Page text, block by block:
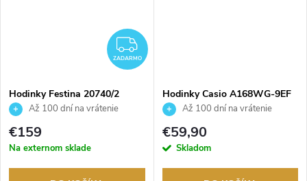
ZADARMO
ZADARMO
Hodinky Festina 20740/2
Až 100 dní na vrátenie
tovaru. Autorizovaný predajca.
€159
Na externom sklade
Hodinky Casio A168WG-9EF
Až 100 dní na vrátenie
tovaru. Autorizovaný predajca.
€59,90
Skladom